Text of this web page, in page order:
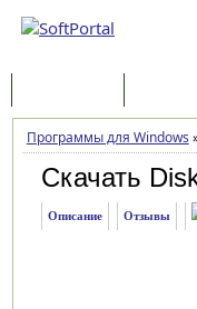
Программы для Windows
Скачать
Описание Отзывы